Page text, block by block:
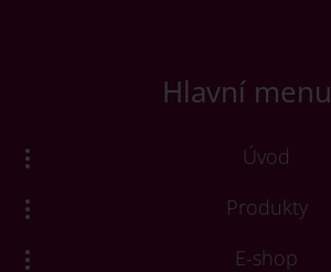
Hlavní menu
Úvod
Produkty
E-shop